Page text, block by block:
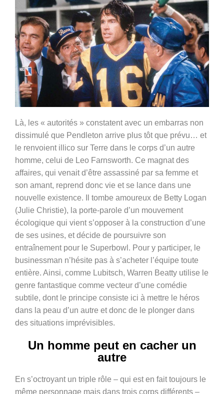
Là, les « autorités » constatent avec un embarras non
dissimulé que Pendleton arrive plus tôt que prévu… et
le renvoient illico sur Terre dans le corps d’un autre
homme, celui de Leo Farnsworth. Ce magnat des
affaires, qui venait d’être assassiné par sa femme et
son amant, reprend donc vie et se lance dans une
nouvelle existence. Il tombe amoureux de Betty Logan
(Julie Christie), la porte-parole d’un mouvement
écologique qui vient s’opposer à la construction d’une
de ses usines, et décide de poursuivre son
entraînement pour le Superbowl. Pour y participer, le
businessman n’hésite pas à s’acheter l’équipe toute
entière. Ainsi, comme Lubitsch, Warren Beatty utilise le
genre fantastique comme vecteur d’une comédie
subtile, dont le principe consiste ici à mettre le héros
dans la peau d’un autre et donc de le plonger dans
des situations imprévisibles.
Un homme peut en cacher un
autre
En s’octroyant un triple rôle – qui est en fait toujours le
même personnage mais dans trois corps différents –